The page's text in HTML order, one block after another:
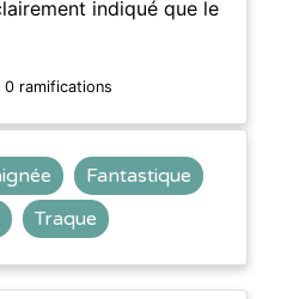
indiqué que le
0 ramifications
Fantastique
Traque